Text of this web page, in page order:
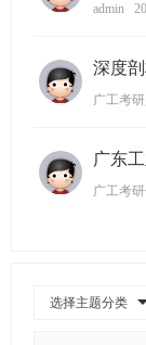
admin
深度
广工考研
广东
广工考
选择主题分类